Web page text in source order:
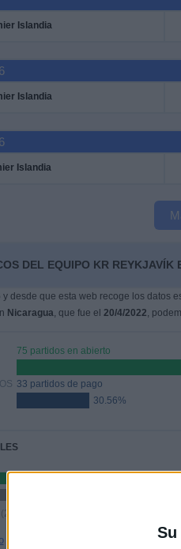
Islandia
Islandia
Islandia
DEL EQUIPO KR REYKJAVÍK
y desde que esta web recoge los datos
Nicaragua, que fue el 20/4/2022,
75 partidos en abierto
33 partidos de pago
30.56%
(2.78%)